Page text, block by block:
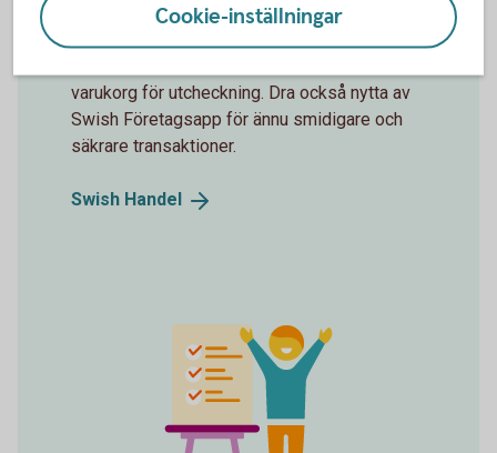
Erbjud dina kunder att swisha! Swish Handel
varukorg för utcheckning. Dra också nytta av
Swish Företagsapp för ännu smidigare och
säkrare transaktioner.
Swish Handel
Cookie-inställningar